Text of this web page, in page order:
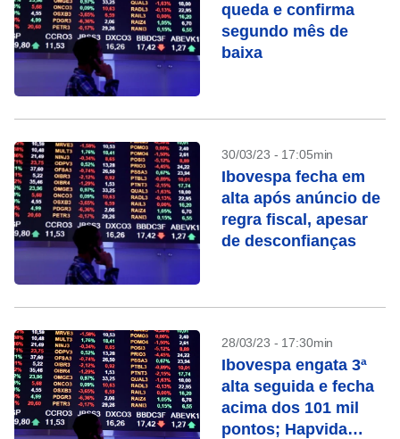
queda e confirma
segundo mês de
baixa
30/03/23 - 17:05min
Ibovespa fecha em
alta após anúncio de
regra fiscal, apesar
de desconfianças
28/03/23 - 17:30min
Ibovespa engata 3ª
alta seguida e fecha
acima dos 101 mil
pontos; Hapvida